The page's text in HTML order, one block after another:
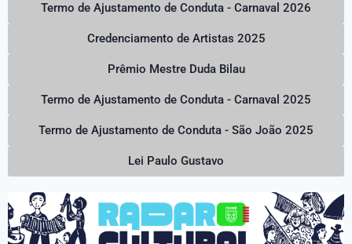
Termo de Ajustamento de Conduta - Carnaval 2026
Credenciamento de Artistas 2025
Prêmio Mestre Duda Bilau
Termo de Ajustamento de Conduta - Carnaval 2025
Termo de Ajustamento de Conduta - São João 2025
Lei Paulo Gustavo